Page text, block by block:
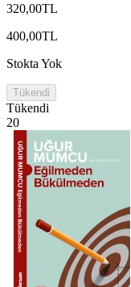
320,00TL
400,00TL
Stokta Yok
Tükendi
Tükendi
20